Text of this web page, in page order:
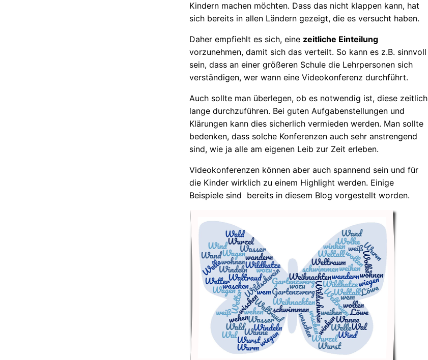
Kindern machen möchten. Dass das nicht klappen kann, hat
sich bereits in allen Ländern gezeigt, die es versucht haben.
Daher empfiehlt es sich, eine zeitliche Einteilung
vorzunehmen, damit sich das verteilt. So kann es z.B. sinnvoll
sein, dass an einer größeren Schule die Lehrpersonen sich
verständigen, wer wann eine Videokonferenz durchführt.
Auch sollte man überlegen, ob es notwendig ist, diese zeitlich
lange durchzuführen. Bei guten Aufgabenstellungen und
Klärungen kann dies sicherlich vermieden werden. Man sollte
bedenken, dass solche Konferenzen auch sehr anstrengend
sind, wie ja alle am eigenen Leib zur Zeit erleben.
Videokonferenzen können aber auch spannend sein und für
die Kinder wirklich zu einem Highlight werden. Einige
Beispiele sind bereits in diesem Blog vorgestellt worden.